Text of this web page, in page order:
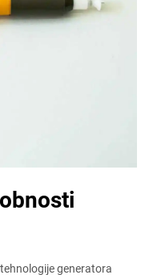
generatora